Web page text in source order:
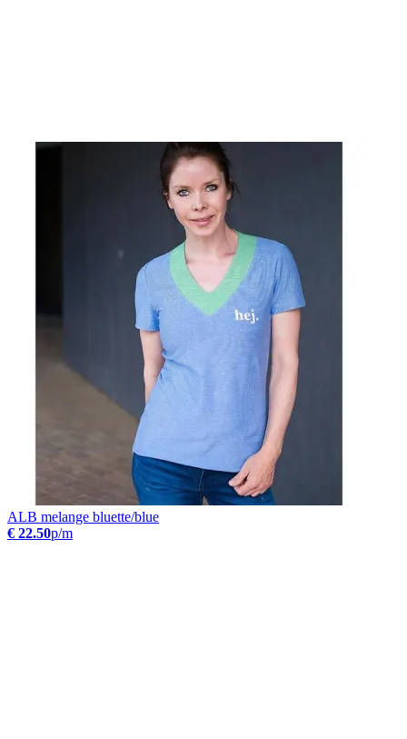
ALB melange bluette/blue
€ 22.50p/m